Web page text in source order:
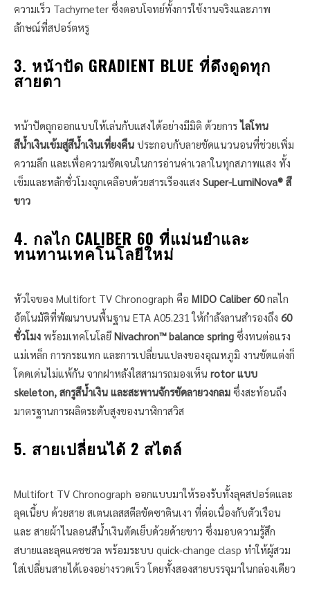
ความเร็ว Tachymeter ซึ่งตอบโจทย์ทั้งการใช้งานจริงและภาพ
ลักษณ์ที่สปอร์ตหรู
3. หน้าปัด GRADIENT BLUE ที่ดึงดูดทุก
สายตา
หน้าปัดถูกออกแบบให้เล่นกับแสงได้อย่างมีมิติ ด้วยการไล่โทน
สีน้ำเงินเข้มสู่สีน้ำเงินเที่ยงคืน ประกอบกับลายขัดแนวนอนที่ช่วยเพิ่ม
ความลึก และเพื่อความชัดเจนในการอ่านค่าเวลาในทุกสภาพแสง ทั้ง
เข็มและหลักชั่วโมงถูกเคลือบด้วยสารเรืองแสง Super-LumiNova® สี
ขาว
4. กลไก CALIBER 60 ที่แม่นยำและ
ทนทานเทคโนโลยีใหม่
หัวใจของ Multifort TV Chronograph คือ MIDO Caliber 60กลไก
อัตโนมัติที่พัฒนาบนพื้นฐาน ETA A05.231 ให้กำลังลานสำรองถึง 60
ชั่วโมง พร้อมเทคโนโลยี Nivachron™ balance spring ซึ่งทนต่อแรง
แม่เหล็ก การกระแทก และการเปลี่ยนแปลงของอุณหภูมิ งานขัดแต่งก็
โดดเด่นไม่แพ้กัน จากฝาหลังใสสามารถมองเห็น rotor แบบ
skeleton, สกรูสีน้ำเงิน และสะพานจักรขัดลายวงกลม ซึ่งสะท้อนถึง
มาตรฐานการผลิตระดับสูงของนาฬิกาสวิส
5. สายเปลี่ยนได้ 2 สไตล์
Multifort TV Chronograph ออกแบบมาให้รองรับทั้งลุคสปอร์ตและ
ลุคเนี้ยบ ด้วยสาย สเตนเลสสตีลขัดซาตินเงา ที่ต่อเนื่องกับตัวเรือน
และ สายผ้าไนลอนสีน้ำเงินตัดเย็บด้วยด้ายขาว ซึ่งมอบความรู้สึก
สบายและลุคแคชชวล พร้อมระบบ quick-change clasp ทำให้ผู้สวม
ใส่เปลี่ยนสายได้เองอย่างรวดเร็ว โดยทั้งสองสายบรรจุมาในกล่องเดียว